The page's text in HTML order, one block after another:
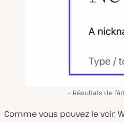
Résultats de
Comme vous pouvez le voir,